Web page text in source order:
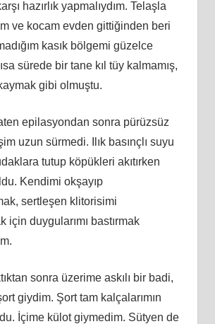
hazırlık yapmalıydım. Telaşla
ve kocam evden gittiğinden beri
kasık bölgemi güzelce
sürede bir tane kıl tüy kalmamış,
gibi olmuştu.
epilasyondan sonra pürüzsüz
uzun sürmedi. Ilık basınçlı suyu
tutup köpükleri akıtırken
Kendimi okşayıp
sertleşen klitorisimi
için duygularımı bastırmak
sonra üzerime askılı bir badi,
giydim. Şort tam kalçalarımın
İçime külot giymedim. Sütyen de